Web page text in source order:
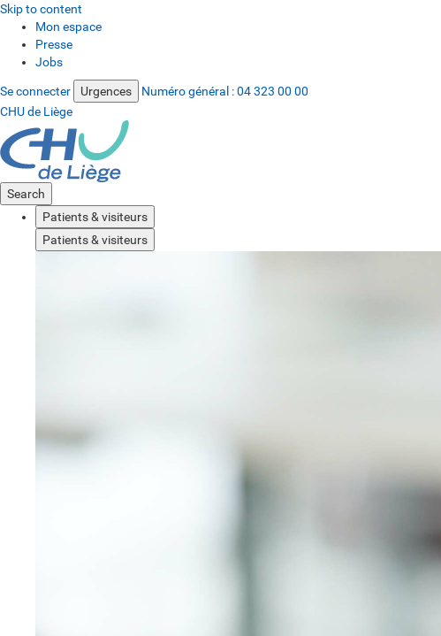
Skip to content
Mon espace
Presse
Jobs
Se connecter Urgences Numéro général :04 323 00 00
CHU de Liège
Search
Patients & visiteurs
Patients & visiteurs